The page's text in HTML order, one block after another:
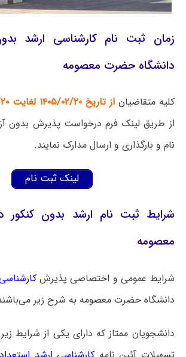
دانشگاه حضرت معصومه
کلیه متقاضیاناز تاریخ ۱۴۰۵/۰۲/۲۰ لغایت ۱۴۰۵/۰۴/۲۰
از طریق لینک فرم درخواست پذیرش بدون
نام و بارگذاری و ارسال مدارک نمایند.
لینک ثبت نام
شرایط ثبت نام ارشد بدون کنکور
معصومه
شرایط عمومی و اختصاصی پذیرش
دانشگاه ‌حضرت معصومه به شرح زیر
دانشجویان ممتاز که دارای یکی از شرایط زیر